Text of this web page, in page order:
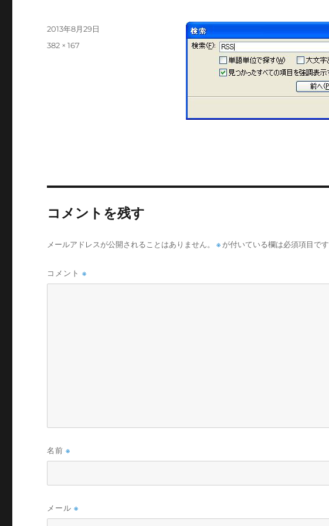
投
2013年8月29日
フ
382 × 167
コメントを残す
メールアドレスが公開されることはありません。 ※ が付いている欄は必須項目です
コメント※
名前※
メール※